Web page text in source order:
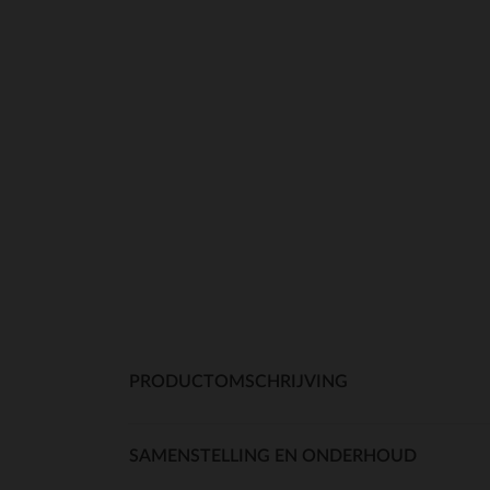
PRODUCTOMSCHRIJVING
SAMENSTELLING EN ONDERHOUD